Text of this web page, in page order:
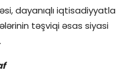
dayanıqlı iqtisadiyyatla
təşviqi əsas siyasi